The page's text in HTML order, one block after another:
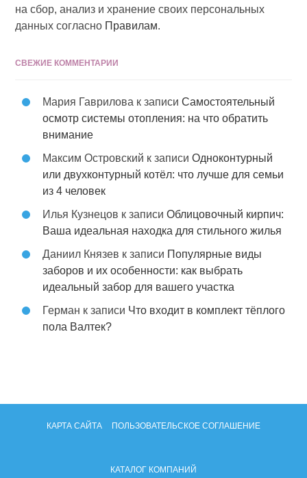
на сбор, анализ и хранение своих персональных
данных согласно Правилам.
СВЕЖИЕ КОММЕНТАРИИ
Мария Гаврилова к записиСамостоятельный
осмотр системы отопления: на что обратить
внимание
Максим Островский к записиОдноконтурный
или двухконтурный котёл: что лучше для семьи
из 4 человек
Илья Кузнецов к записиОблицовочный кирпич:
Ваша идеальная находка для стильного жилья
Даниил Князев к записи Популярные виды
заборов и их особенности: как выбрать
идеальный забор для вашего участка
Герман к записи Что входит в комплект тёплого
пола Валтек?
КАРТА САЙТА ПОЛЬЗОВАТЕЛЬСКОЕ СОГЛАШЕНИЕ
КАТАЛОГ КОМПАНИЙ